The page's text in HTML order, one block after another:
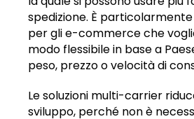
spedizione. È
per gli e-commerce che
modo flessibile in base a
peso, prezzo o velocità di
Le soluzioni multi-carrier
sviluppo, perché non è